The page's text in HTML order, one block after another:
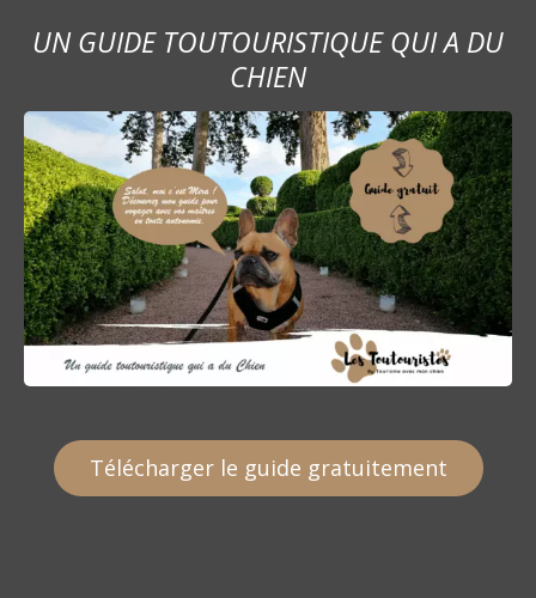
UN GUIDE TOUTOURISTIQUE QUI A DU
CHIEN
Télécharger le guide gratuitement